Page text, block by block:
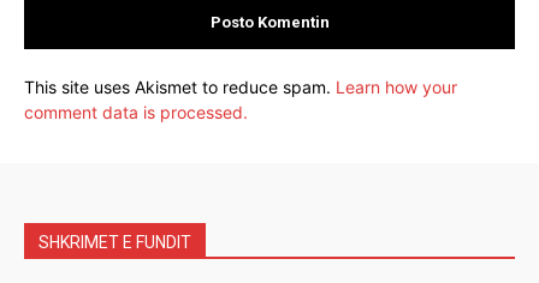
This site uses Akismet to reduce spam. Learn how your
comment data is processed.
SHKRIMET E FUNDIT